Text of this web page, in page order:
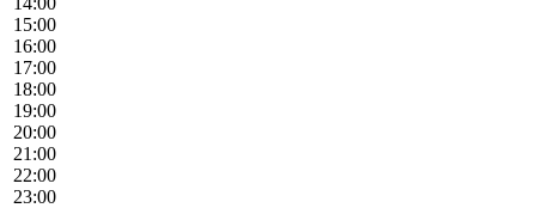
15:00
16:00
17:00
18:00
19:00
20:00
21:00
22:00
23:00